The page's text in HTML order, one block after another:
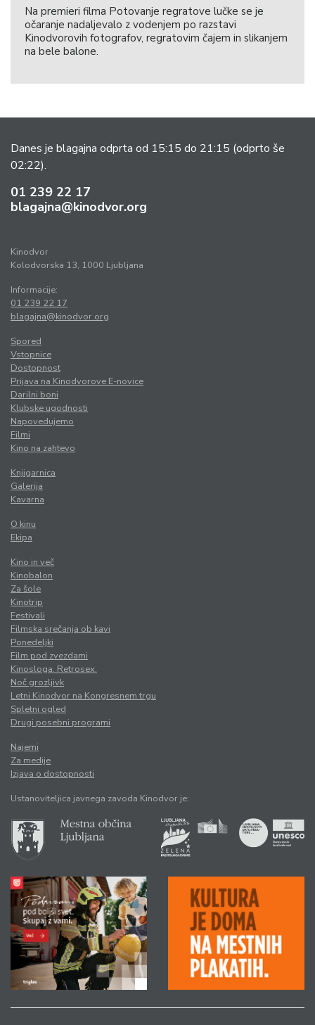
Na premieri filma Potovanje regratove lučke se je
očaranje nadaljevalo z vodenjem po razstavi
Kinodvorovih fotografov, regratovim čajem in slikanjem
na bele balone.
Danes je blagajna odprta od 15:15 do 21:15 (odprto še
02:22).
01 239 22 17
blagajna@kinodvor.org
Kinodvor
Kolodvorska 13, 1000 Ljubljana
Informacije:
01 239 22 17
blagajna@kinodvor.org
Spored
Vstopnice
Dostopnost
Prijava na Kinodvorove E-novice
Darilni boni
Klubske ugodnosti
Napovedujemo
Filmi
Kino na zahtevo
Knjigarnica
Galerija
Kavarna
O kinu
Ekipa
Kino in več
Kinobalon
Za šole
Kinotrip
Festivali
Filmska srečanja ob kavi
Ponedeljki
Film pod zvezdami
Kinosloga. Retrosex.
Noč grozljivk
Letni Kinodvor na Kongresnem trgu
Spletni ogled
Drugi posebni programi
Najemi
Za medije
Izjava o dostopnosti
Ustanoviteljica javnega zavoda Kinodvor je: